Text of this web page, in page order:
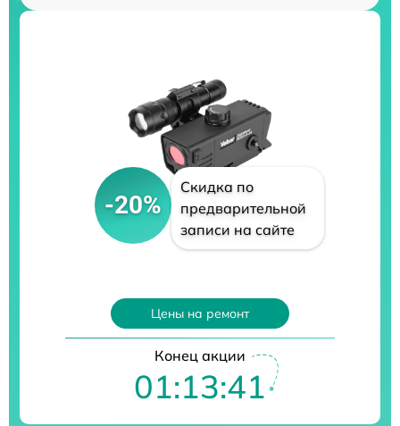
-20%
Скидка по
предварительной
записи на сайте
Цены на ремонт
Конец акции
01:13:40